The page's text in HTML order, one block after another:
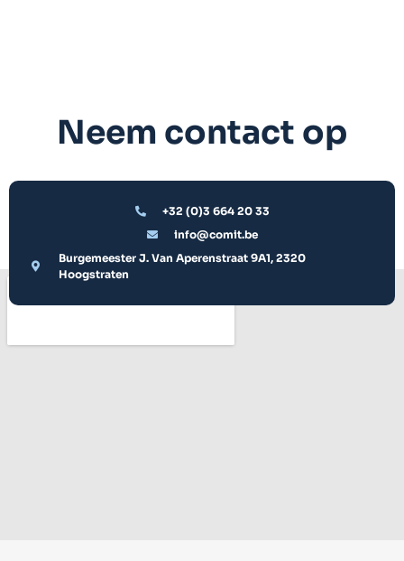
Neem contact op
+32 (0)3 664 20 33
info@comit.be
Burgemeester J. Van Aperenstraat 9A1, 2320
Hoogstraten